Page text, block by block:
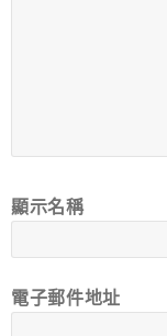
顯示名稱
電子郵件地址